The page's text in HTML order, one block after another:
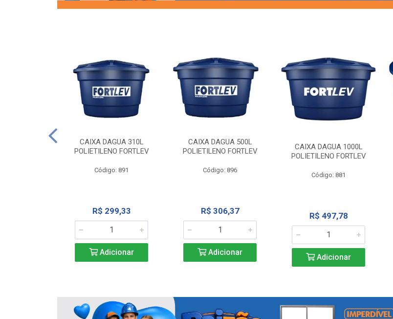
CAIXA DAGUA 310L
POLIETILENO FORTLEV
Código: 891
R$ 299,33
Adicionar
CAIXA DAGUA 500L
POLIETILENO FORTLEV
Código: 896
R$ 306,37
Adicionar
CAIXA DAGUA 1000L
POLIETILENO FORTLEV
Código: 881
R$ 497,78
Adicionar